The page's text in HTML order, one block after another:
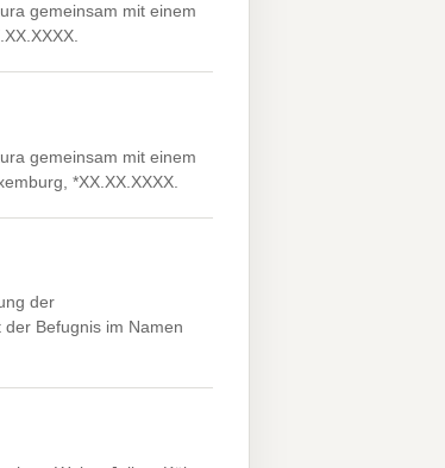
gemeinsam mit einem
gemeinsam mit einem
*XX.XX.XXXX.
der
Befugnis im Namen